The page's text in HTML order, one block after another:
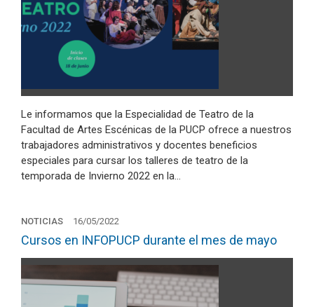
Le informamos que la Especialidad de Teatro de la
Facultad de Artes Escénicas de la PUCP ofrece a nuestros
trabajadores administrativos y docentes beneficios
especiales para cursar los talleres de teatro de la
temporada de Invierno 2022 en la…
NOTICIAS 16/05/2022
Cursos en INFOPUCP durante el mes de mayo